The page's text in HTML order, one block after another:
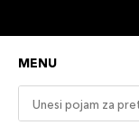
MENU